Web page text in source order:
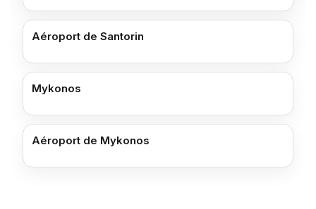
Aéroport de Santorin
Mykonos
Aéroport de Mykonos